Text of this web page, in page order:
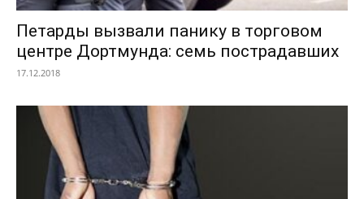
Петарды вызвали панику в торговом
центре Дортмунда: семь пострадавших
17.12.2018